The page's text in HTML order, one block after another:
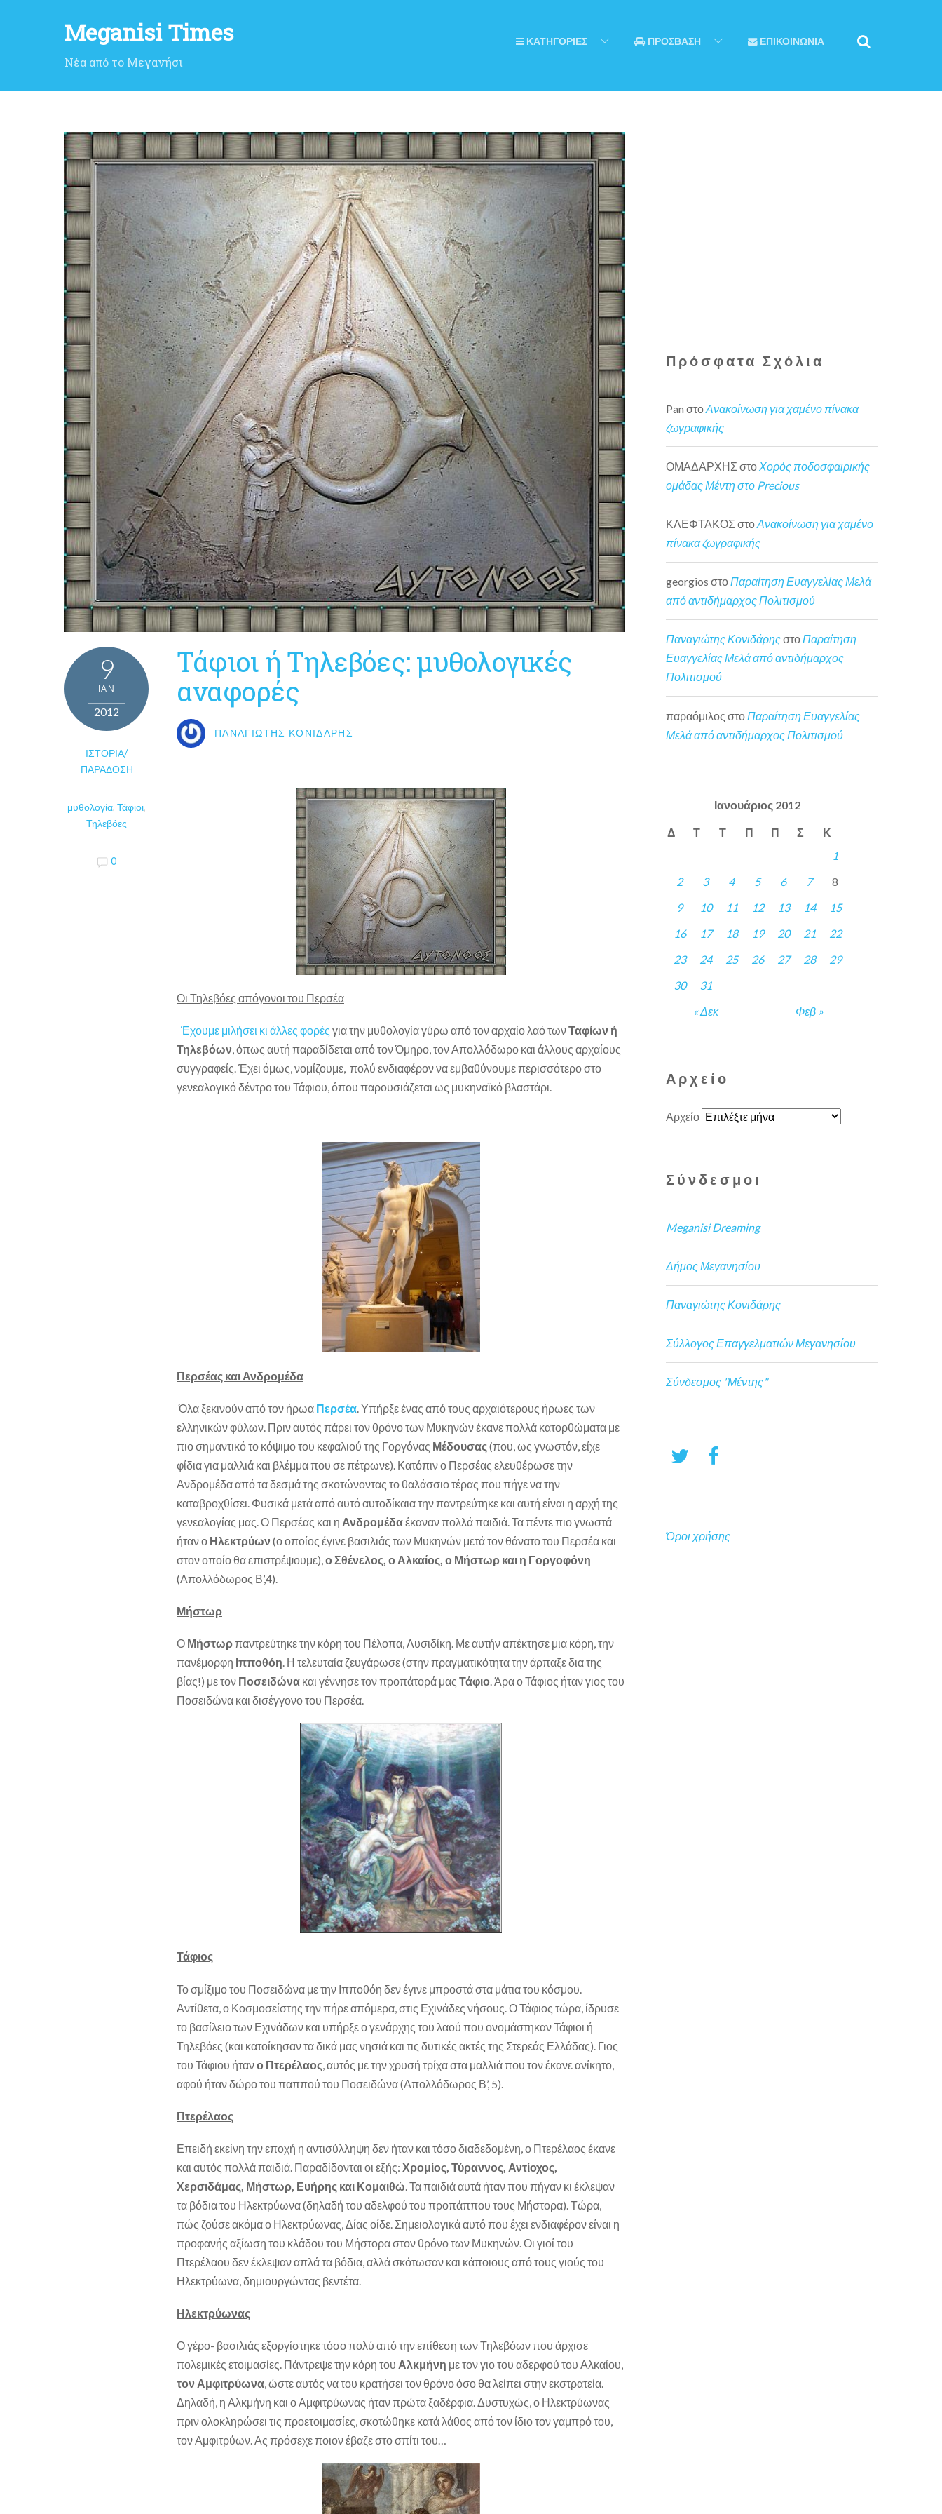
Meganisi Times
Νέα από το Μεγανήσι
ΚΑΤΗΓΟΡΙΕΣ ΠΡΟΣΒΑΣΗ ΕΠΙΚΟΙΝΩΝΙΑ
9
ΙΑΝ
2012
ΙΣΤΟΡΊΑ/
ΠΑΡΆΔΟΣΗ
μυθολογία, Τάφιοι,
Τηλεβόες
0
Τάφιοι ή Τηλεβόες: μυθολογικές
αναφορές
ΠΑΝΑΓΙΏΤΗΣ ΚΟΝΙΔΆΡΗΣ
Οι Τηλεβόες απόγονοι του Περσέα
Έχουμε μιλήσει κι άλλες φορές για την μυθολογία γύρω από τον αρχαίο λαό τωνΤαφίων ή
Τηλεβόων, όπως αυτή παραδίδεται από τον Όμηρο, τον Απολλόδωρο και άλλους αρχαίους
συγγραφείς. Έχει όμως, νομίζουμε, πολύ ενδιαφέρον να εμβαθύνουμε περισσότερο στο
γενεαλογικό δέντρο του Τάφιου, όπου παρουσιάζεται ως μυκηναϊκό βλαστάρι.
Περσέας και Ανδρομέδα
Όλα ξεκινούν από τον ήρωα Περσέα . Υπήρξε ένας από τους αρχαιότερους ήρωες των
ελληνικών φύλων. Πριν αυτός πάρει τον θρόνο των Μυκηνών έκανε πολλά κατορθώματα με
πιο σημαντικό το κόψιμο του κεφαλιού της Γοργόνας Μέδουσας (που, ως γνωστόν, είχε
φίδια για μαλλιά και βλέμμα που σε πέτρωνε). Κατόπιν ο Περσέας ελευθέρωσε την
Ανδρομέδα από τα δεσμά της σκοτώνοντας το θαλάσσιο τέρας που πήγε να την
καταβροχθίσει. Φυσικά μετά από αυτό αυτοδίκαια την παντρεύτηκε και αυτή είναι η αρχή της
γενεαλογίας μας. Ο Περσέας και η Ανδρομέδαέκαναν πολλά παιδιά. Τα πέντε πιο γνωστά
ήταν ο Ηλεκτρύων (ο οποίος έγινε βασιλιάς των Μυκηνών μετά τον θάνατο του Περσέα και
στον οποίο θα επιστρέψουμε), ο Σθένελος, ο Αλκαίος, ο Μήστωρ και η Γοργοφόνη
(Απολλόδωρος Β’,4).
Μήστωρ
Ο Μήστωρπαντρεύτηκε την κόρη του Πέλοπα, Λυσιδίκη. Με αυτήν απέκτησε μια κόρη, την
πανέμορφη Ιπποθόη. Η τελευταία ζευγάρωσε (στην πραγματικότητα την άρπαξε δια της
βίας!) με τον Ποσειδώνα και γέννησε τον προπάτορά μας Τάφιο. Άρα ο Τάφιος ήταν γιος του
Ποσειδώνα και δισέγγονο του Περσέα.
Τάφιος
Το σμίξιμο του Ποσειδώνα με την Ιπποθόη δεν έγινε μπροστά στα μάτια του κόσμου.
Αντίθετα, ο Κοσμοσείστης την πήρε απόμερα, στις Εχινάδες νήσους. Ο Τάφιος τώρα, ίδρυσε
το βασίλειο των Εχινάδων και υπήρξε ο γενάρχης του λαού που ονομάστηκαν Τάφιοι ή
Τηλεβόες (και κατοίκησαν τα δικά μας νησιά και τις δυτικές ακτές της Στερεάς Ελλάδας). Γιος
του Τάφιου ήτανο Πτερέλαος , αυτός με την χρυσή τρίχα στα μαλλιά που τον έκανε ανίκητο,
αφού ήταν δώρο του παππού του Ποσειδώνα (Απολλόδωρος Β’, 5).
Πτερέλαος
Επειδή εκείνη την εποχή η αντισύλληψη δεν ήταν και τόσο διαδεδομένη, ο Πτερέλαος έκανε
και αυτός πολλά παιδιά. Παραδίδονται οι εξής: Χρομίος, Τύραννος, Αντίοχος,
Χερσιδάμας, Μήστωρ, Ευήρης και Κομαιθώ. Τα παιδιά αυτά ήταν που πήγαν κι έκλεψαν
τα βόδια του Ηλεκτρύωνα (δηλαδή του αδελφού του προπάππου τους Μήστορα). Τώρα,
πώς ζούσε ακόμα ο Ηλεκτρύωνας, Δίας οίδε. Σημειολογικά αυτό που έχει ενδιαφέρον είναι η
προφανής αξίωση του κλάδου του Μήστορα στον θρόνο των Μυκηνών. Οι γιοί του
Πτερέλαου δεν έκλεψαν απλά τα βόδια, αλλά σκότωσαν και κάποιους από τους γιούς του
Ηλεκτρύωνα, δημιουργώντας βεντέτα.
Ηλεκτρύωνας
Ο γέρο- βασιλιάς εξοργίστηκε τόσο πολύ από την επίθεση των Τηλεβόων που άρχισε
πολεμικές ετοιμασίες. Πάντρεψε την κόρη του Αλκμήνη με τον γιο του αδερφού του Αλκαίου,
τον Αμφιτρύωνα, ώστε αυτός να του κρατήσει τον θρόνο όσο θα λείπει στην εκστρατεία.
Δηλαδή, η Αλκμήνη και ο Αμφιτρύωνας ήταν πρώτα ξαδέρφια. Δυστυχώς, ο Ηλεκτρύωνας
πριν ολοκληρώσει τις προετοιμασίες, σκοτώθηκε κατά λάθος από τον ίδιο τον γαμπρό του,
τον Αμφιτρύων. Ας πρόσεχε ποιον έβαζε στο σπίτι του…
Πρόσφατα Σχόλια
Pan στοΑνακοίνωση για χαμένο πίνακα
ζωγραφικής
ΟΜΑΔΑΡΧΗΣ στο Χορός ποδοσφαιρικής
ομάδας Μέντη στο Precious
ΚΛΕΦΤΑΚΟΣ στοΑνακοίνωση για χαμένο
πίνακα ζωγραφικής
georgios στοΠαραίτηση Ευαγγελίας Μελά
από αντιδήμαρχος Πολιτισμού
Παναγιώτης ΚονιδάρηςστοΠαραίτηση
Ευαγγελίας Μελά από αντιδήμαρχος
Πολιτισμού
παραόμιλος στο Παραίτηση Ευαγγελίας
Μελά από αντιδήμαρχος Πολιτισμού
Ιανουάριος 2012
Δ Τ Τ Π Π Σ Κ
« Δεκ Φεβ »
1
2
3 4 5 6 7
8
9
10 11 12 13 14
15
16
17 18 19 20 21
22
23
24 25 26 27 28
29
30
31
Αρχείο
Αρχείο
Σύνδεσμοι
Meganisi Dreaming
Δήμος Μεγανησίου
Παναγιώτης Κονιδάρης
Σύλλογος Επαγγελματιών Μεγανησίου
Σύνδεσμος "Μέντης"
Όροι χρήσης